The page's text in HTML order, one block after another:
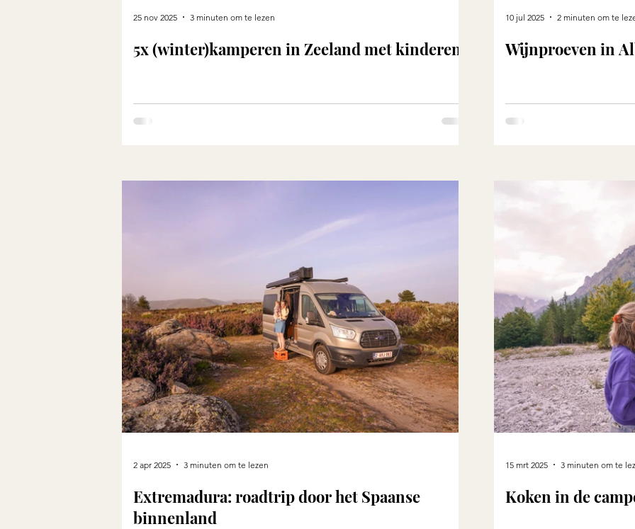
5x (winter)kamperen in Zeeland met kinderen
25 nov 2025 3 minuten om te lezen
Wijnproeven in
10 jul 2025 2 minuten om te
Extremadura: roadtrip door het Spaanse
binnenland
2 apr 2025 3 minuten om te lezen
Koken in de
15 mrt 2025 3 minuten om te